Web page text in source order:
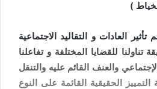
)
العادات و التقاليد الاجتماعية
تناولنا للقضايا المختلفة و تفاعلنا
والعنف القائم عليه والتنقل
الحقيقية القائمة على النوع